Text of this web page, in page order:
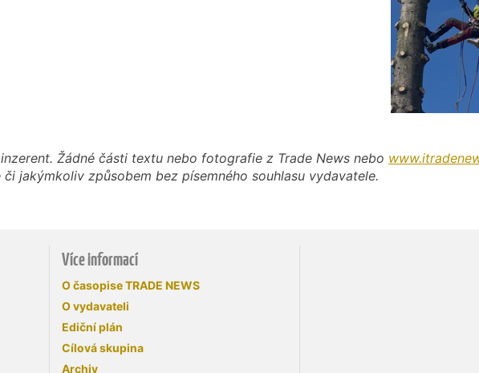
Žádné části textu nebo fotografie z Trade News nebo
jakýmkoliv způsobem bez písemného souhlasu vydavatele.
Více informací
O časopise TRADE NEWS
O vydavateli
Ediční plán
Cílová skupina
Archiv